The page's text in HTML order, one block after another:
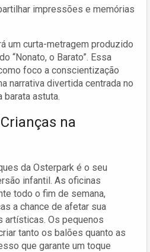
impressões e memórias
um curta-metragem produzido
“Nonato, o Barato”. Essa
foco a conscientização
narrativa divertida centrada no
barata astuta.
na
da Osterpark é o seu
infantil. As oficinas
todo o fim de semana,
a chance de afetar sua
artísticas. Os pequenos
tanto os balões quanto as
que garante um toque